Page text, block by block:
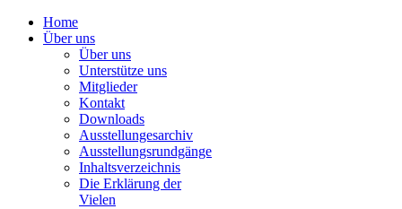
Home
Über uns
Über uns
Unterstütze uns
Mitglieder
Kontakt
Downloads
Ausstellungesarchiv
Ausstellungsrundgänge
Inhaltsverzeichnis
Die Erklärung der
Vielen